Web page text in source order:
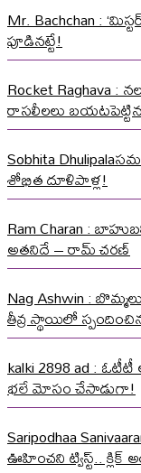
Mr. Bachchan :
పూడినట్టే!
Rocket Raghava
రాసలీలలు
Sobhita
శోభిత దూళిపాళ్ల!
Ram Charan :
అతనిదే – రామ్ చరణ్
Nag Ashwin :
తీవ్ర స్థాయిలో
kalki 2898 ad :
భలే మోసం చేసాడుగా!
Saripodhaa
ఊహించని ట్విస్ట్..